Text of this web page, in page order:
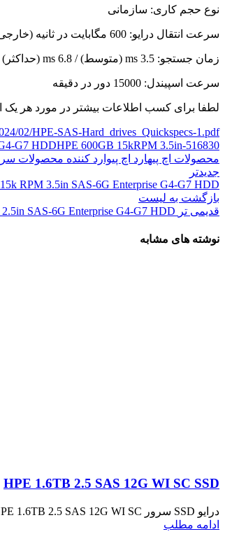
نوع حجم کاری: سازمانی
سرعت انتقال درایو: 600 مگابایت در ثانیه (خارجی)
زمان جستجو: 3.5 ms (متوسط) / 6.8 ms (حداکثر)
سرعت اسپیندل: 15000 دور در دقیقه
لطفا برای کسب اطلاعات بیشتر در مورد هر
02/HPE-SAS-Hard_drives_Quickspecs-1.pdf
516830-B21
G7 HDDHPE 600GB 15kRPM 3.5in قیمت
محصولات اچ پیهارد اچ پیوارد کننده محصولات
جدیدتر
RPM 3.5in SAS-6G Enterprise G4-G7 HDD
بازگشت به لیست
قدیمی تر SAS-6G Enterprise G4-G7 HDD
نوشته های مشابه
HPE 1.6TB 2.5 SAS 12G WI SC SSD
درایو SSD سرور HPE 1.6TB 2.5 SAS 12G WI SC از نسل جدید حافظه‌های SSD شرکت HPE است که با تکیه بر تکنولوژی SAS 1...
ادامه مطلب